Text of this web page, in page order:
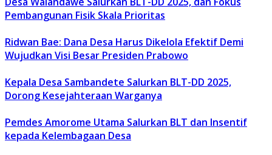
Pembangunan Fisik Skala Prioritas
Ridwan Bae: Dana Desa Harus Dikelola Efektif Demi
Wujudkan Visi Besar Presiden Prabowo
Kepala Desa Sambandete Salurkan BLT-DD 2025,
Dorong Kesejahteraan Warganya
Pemdes Amorome Utama Salurkan BLT dan Insentif
kepada Kelembagaan Desa